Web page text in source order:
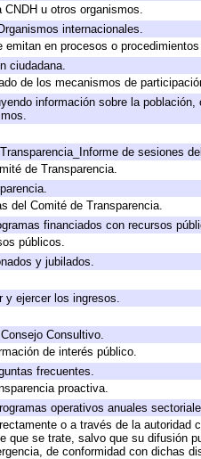
u otros organismos.
internacionales.
en procesos o
ciudadana.
de los mecanismos de
información sobre la
de sesiones
de Transparencia.
del Comité de Transparencia.
financiados con recursos
públicos.
y jubilados.
y ejercer los ingresos.
Consultivo.
de interés público.
frecuentes.
proactiva.
operativos anuales
o a través de la autoridad
que se trate, salvo que su difusión
de conformidad con dichas